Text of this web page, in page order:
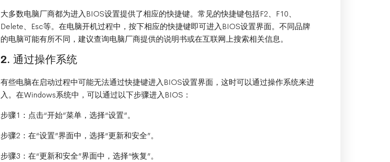
大多数电脑厂商都为进入BIOS设置提供了相应的快捷键。常见的快捷键包括F2、F10、
Delete、Esc等。在电脑开机过程中，按下相应的快捷键即可进入BIOS设置界面。不同品牌
的电脑可能有所不同，建议查询电脑厂商提供的说明书或在互联网上搜索相关信息。
2. 通过操作系统
有些电脑在启动过程中可能无法通过快捷键进入BIOS设置界面，这时可以通过操作系统来进
入。在Windows系统中，可以通过以下步骤进入BIOS：
步骤1：点击“开始”菜单，选择“设置”。
步骤2：在“设置”界面中，选择“更新和安全”。
步骤3：在“更新和安全”界面中，选择“恢复”。